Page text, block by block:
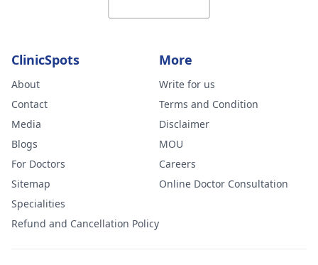
ClinicSpots
About
Contact
Media
Blogs
For Doctors
Sitemap
Specialities
Refund and Cancellation Policy
More
Write for us
Terms and Condition
Disclaimer
MOU
Careers
Online Doctor Consultation